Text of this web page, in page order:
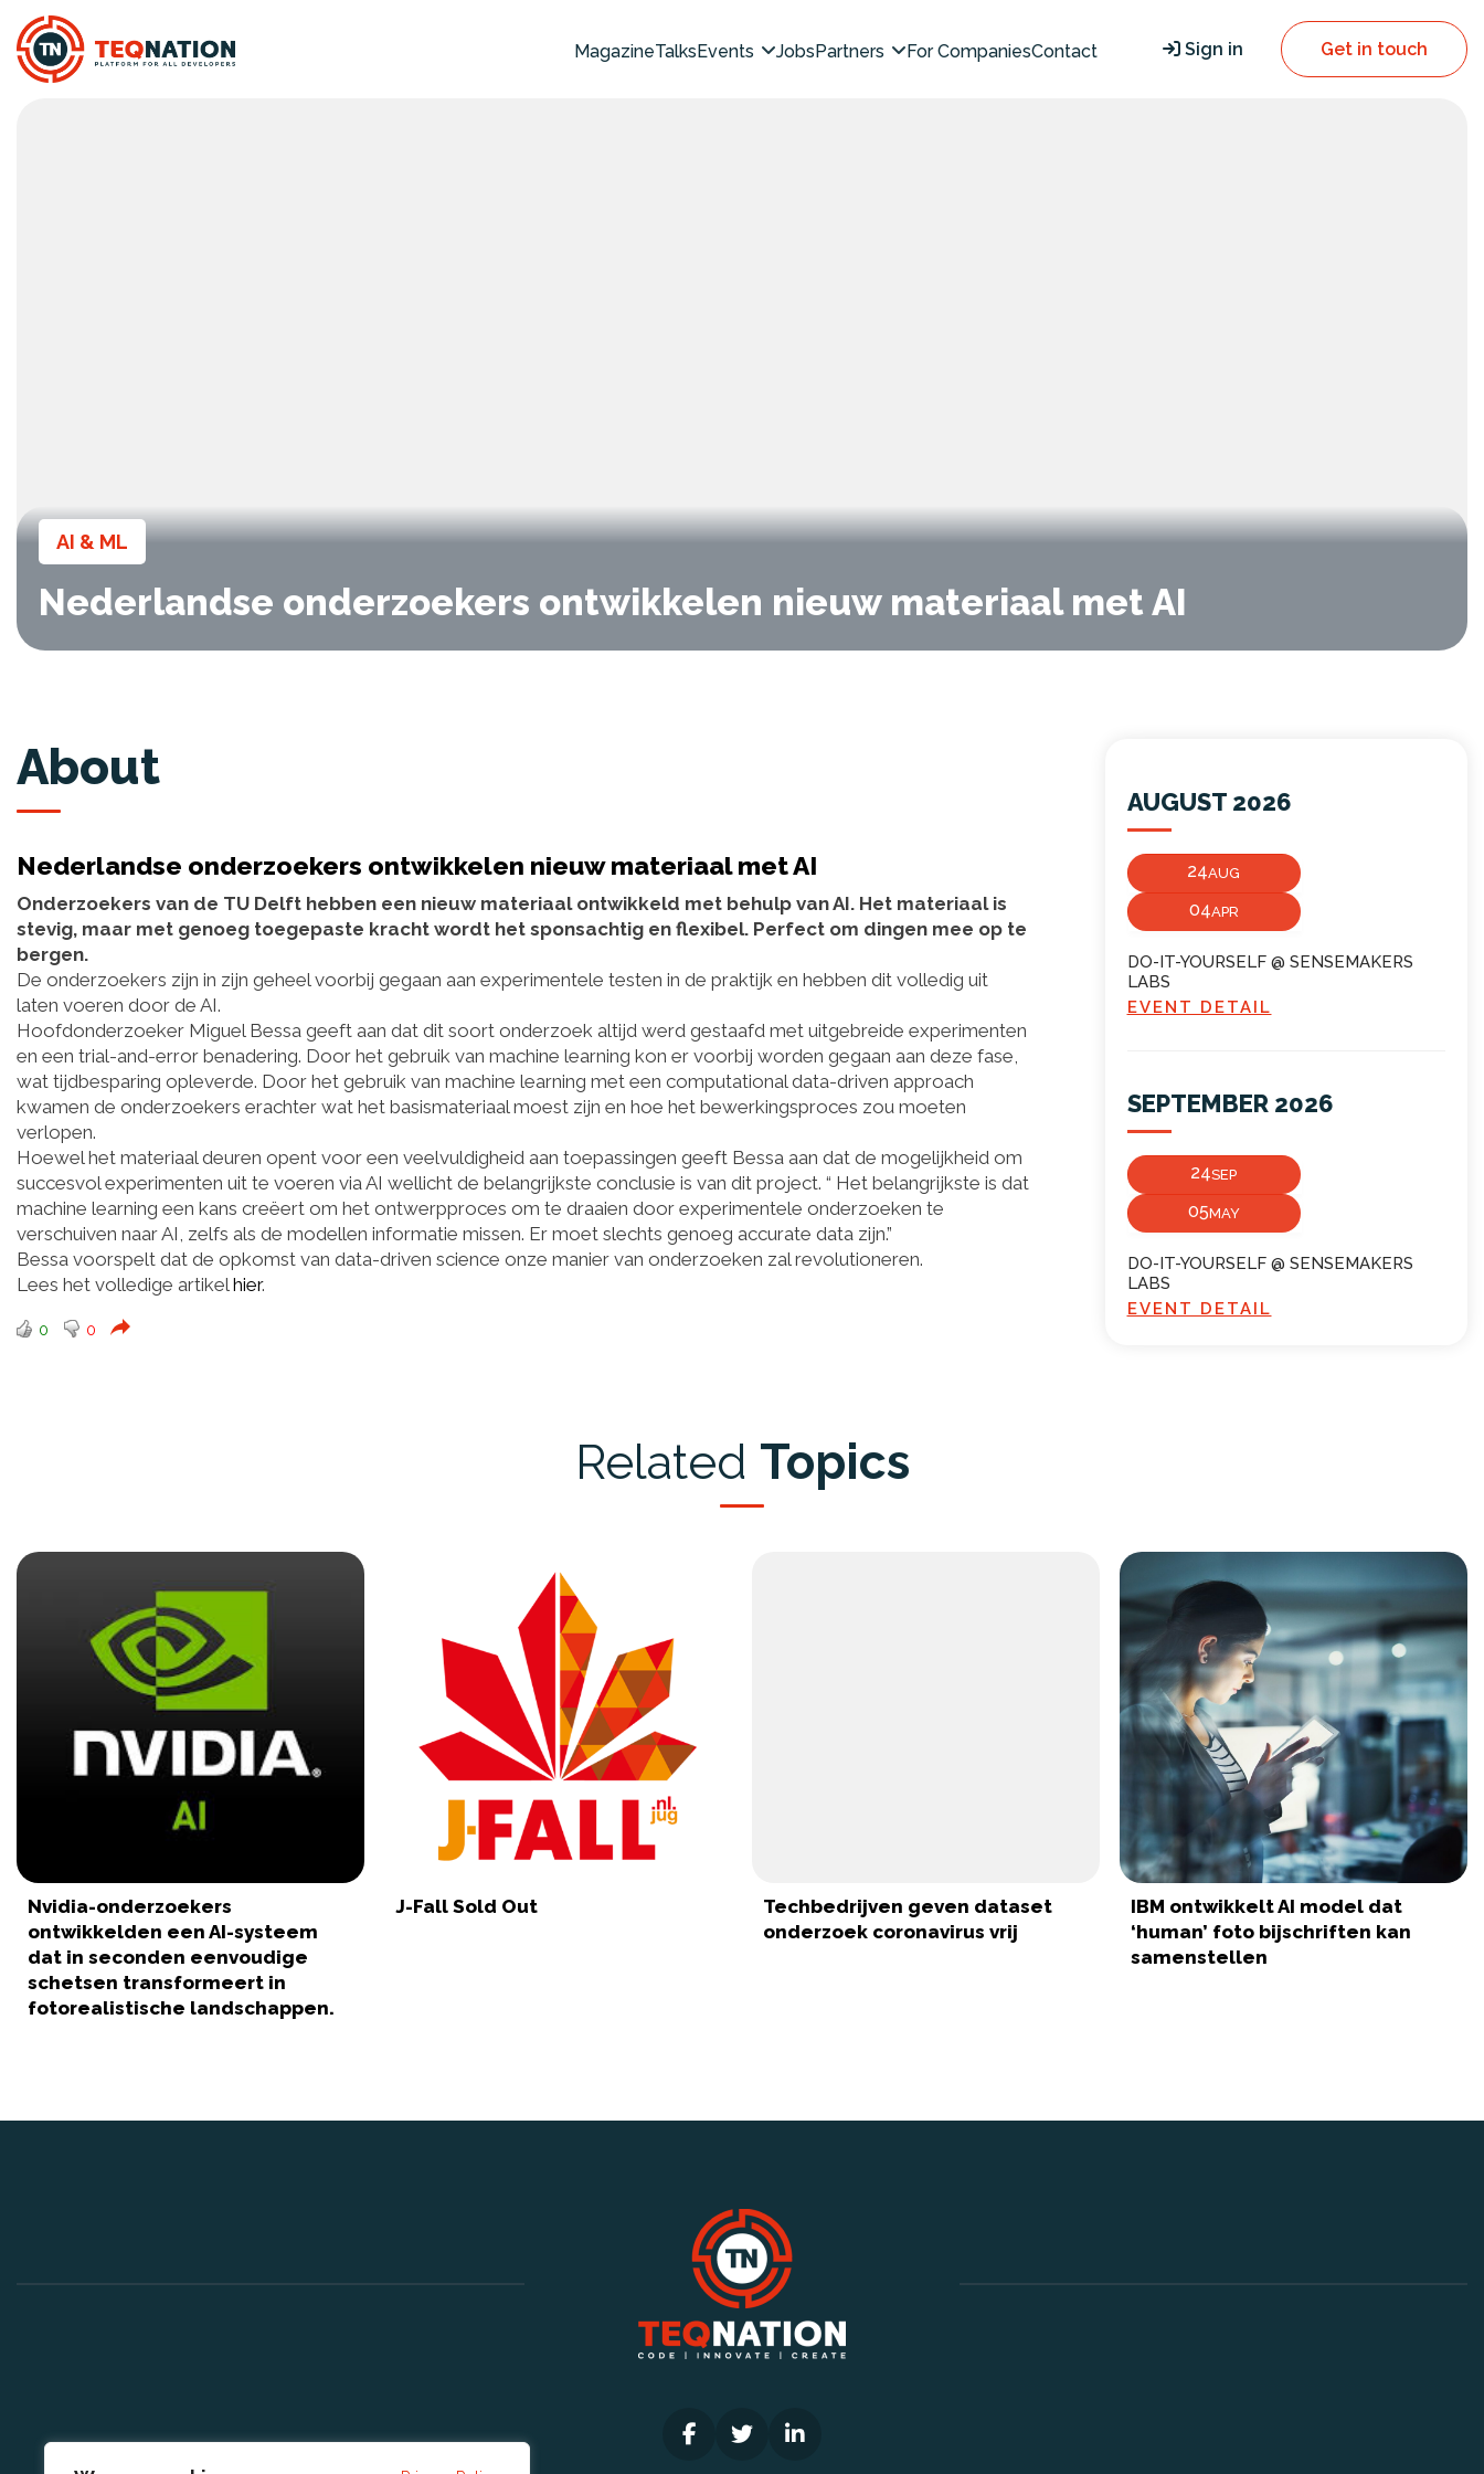
MagazineTalksEvents JobsPartners For CompaniesContact Sign in Get in touch
AI & ML
Nederlandse onderzoekers ontwikkelen nieuw materiaal met AI
About
Nederlandse onderzoekers ontwikkelen nieuw materiaal met AI
Onderzoekers van de TU Delft hebben een nieuw materiaal ontwikkeld met behulp van AI. Het materiaal is
stevig, maar met genoeg toegepaste kracht wordt het sponsachtig en flexibel. Perfect om dingen mee op te
bergen.
De onderzoekers zijn in zijn geheel voorbij gegaan aan experimentele testen in de praktijk en hebben dit volledig uit
laten voeren door de AI.
Hoofdonderzoeker Miguel Bessa geeft aan dat dit soort onderzoek altijd werd gestaafd met uitgebreide experimenten
en een trial-and-error benadering. Door het gebruik van machine learning kon er voorbij worden gegaan aan deze fase,
wat tijdbesparing opleverde. Door het gebruik van machine learning met een computational data-driven approach
kwamen de onderzoekers erachter wat het basismateriaal moest zijn en hoe het bewerkingsproces zou moeten
verlopen.
Hoewel het materiaal deuren opent voor een veelvuldigheid aan toepassingen geeft Bessa aan dat de mogelijkheid om
succesvol experimenten uit te voeren via AI wellicht de belangrijkste conclusie is van dit project. “ Het belangrijkste is dat
machine learning een kans creëert om het ontwerpproces om te draaien door experimentele onderzoeken te
verschuiven naar AI, zelfs als de modellen informatie missen. Er moet slechts genoeg accurate data zijn.”
Bessa voorspelt dat de opkomst van data-driven science onze manier van onderzoeken zal revolutioneren.
Lees het volledige artikelhier.
0 0
AUGUST 2026
24AUG
04APR
DO-IT-YOURSELF @ SENSEMAKERS
LABS
EVENT DETAIL
SEPTEMBER 2026
24SEP
05MAY
DO-IT-YOURSELF @ SENSEMAKERS
LABS
EVENT DETAIL
Related Topics
Nvidia-onderzoekers
ontwikkelden een AI-systeem
dat in seconden eenvoudige
schetsen transformeert in
fotorealistische landschappen.
J-Fall Sold Out
Techbedrijven geven dataset
onderzoek coronavirus vrij
IBM ontwikkelt AI model dat
‘human’ foto bijschriften kan
samenstellen